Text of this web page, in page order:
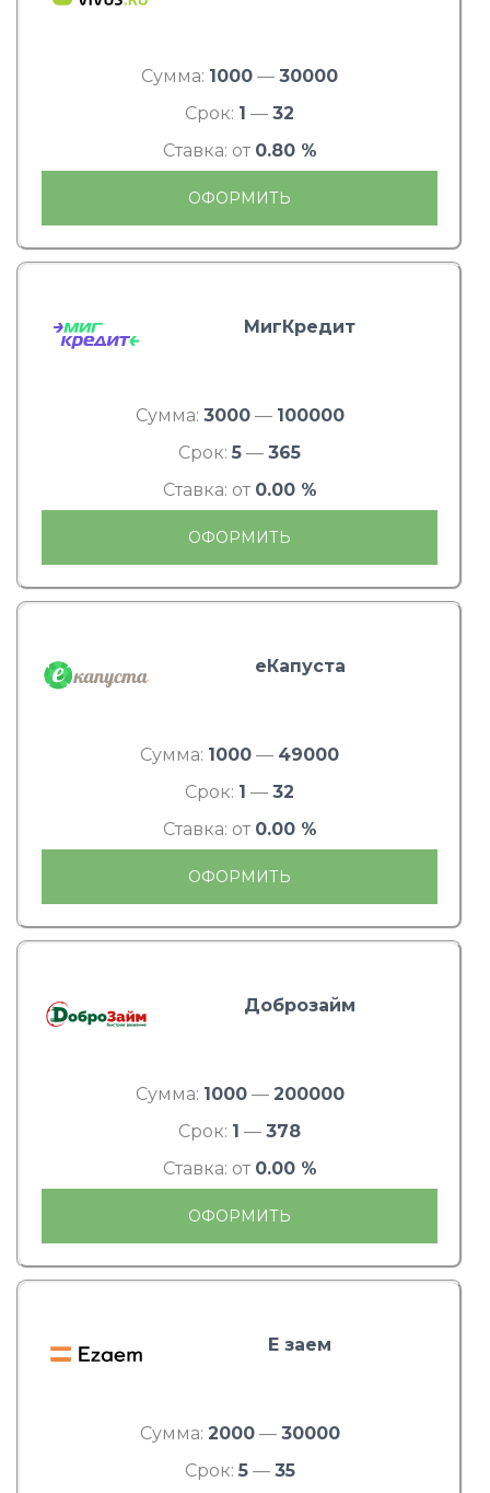
Сумма: 1000 — 30000
Срок: 1 — 32
Ставка: от 0.80 %
ОФОРМИТЬ
МигКредит
Сумма: 3000— 100000
Срок: 5 — 365
Ставка: от 0.00 %
ОФОРМИТЬ
еКапуста
Сумма: 1000 — 49000
Срок: 1 — 32
Ставка: от 0.00 %
ОФОРМИТЬ
Доброзайм
Сумма: 1000— 200000
Срок: 1 — 378
Ставка: от 0.00 %
ОФОРМИТЬ
Е заем
Сумма: 2000— 30000
Срок: 5— 35